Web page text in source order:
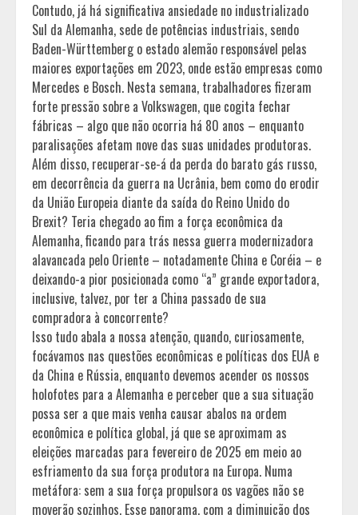
Contudo, já há significativa ansiedade no industrializado
Sul da Alemanha, sede de potências industriais, sendo
Baden-Württemberg o estado alemão responsável pelas
maiores exportações em 2023, onde estão empresas como
Mercedes e Bosch. Nesta semana, trabalhadores fizeram
forte pressão sobre a Volkswagen, que cogita fechar
fábricas – algo que não ocorria há 80 anos – enquanto
paralisações afetam nove das suas unidades produtoras.
Além disso, recuperar-se-á da perda do barato gás russo,
em decorrência da guerra na Ucrânia, bem como do erodir
da União Europeia diante da saída do Reino Unido do
Brexit? Teria chegado ao fim a força econômica da
Alemanha, ficando para trás nessa guerra modernizadora
alavancada pelo Oriente – notadamente China e Coréia – e
deixando-a pior posicionada como “a” grande exportadora,
inclusive, talvez, por ter a China passado de sua
compradora à concorrente?
Isso tudo abala a nossa atenção, quando, curiosamente,
focávamos nas questões econômicas e políticas dos EUA e
da China e Rússia, enquanto devemos acender os nossos
holofotes para a Alemanha e perceber que a sua situação
possa ser a que mais venha causar abalos na ordem
econômica e política global, já que se aproximam as
eleições marcadas para fevereiro de 2025 em meio ao
esfriamento da sua força produtora na Europa. Numa
metáfora: sem a sua força propulsora os vagões não se
moverão sozinhos. Esse panorama, com a diminuição dos